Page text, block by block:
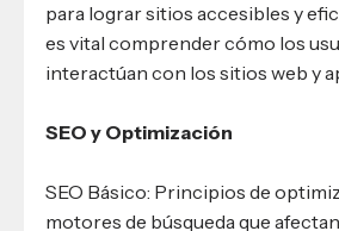
para lograr sitios accesibles y
es vital comprender cómo los
interactúan con los sitios web y
SEO y Optimización
SEO Básico: Principios de
motores de búsqueda que